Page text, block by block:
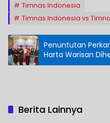
Timnas Indonesia
Timnas Indonesia vs
Penuntutan
Harta Warisan
Berita Lainnya